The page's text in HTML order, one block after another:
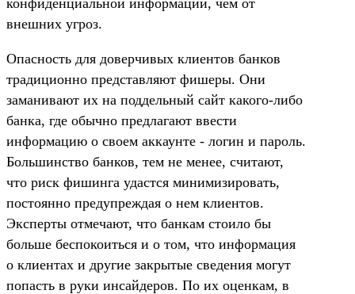
внешних угроз.
Опасность для доверчивых клиентов банков
традиционно представляют фишеры. Они
заманивают их на поддельный сайт какого-либо
банка, где обычно предлагают ввести
информацию о своем аккаунте - логин и пароль.
Большинство банков, тем не менее, считают,
что риск фишинга удастся минимизировать,
постоянно предупреждая о нем клиентов.
Эксперты отмечают, что банкам стоило бы
больше беспокоиться и о том, что информация
о клиентах и другие закрытые сведения могут
попасть в руки инсайдеров. По их оценкам, в